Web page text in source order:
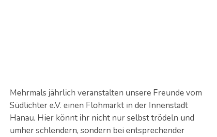
Mehrmals jährlich veranstalten unsere Freunde vom
Südlichter e.V. einen Flohmarkt in der Innenstadt
Hanau. Hier könnt ihr nicht nur selbst trödeln und
umher schlendern, sondern bei entsprechender